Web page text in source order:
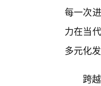
每一次
力在当
多元化
跨